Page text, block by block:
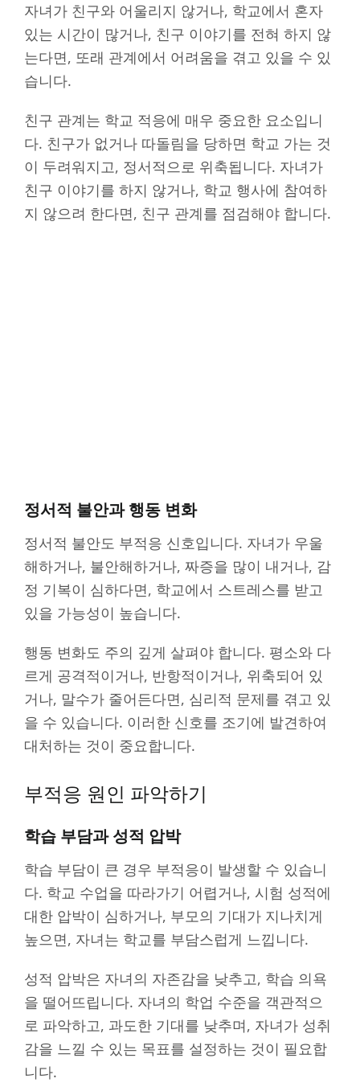
자녀가 친구와 어울리지 않거나, 학교에서 혼자
있는 시간이 많거나, 친구 이야기를 전혀 하지 않
는다면, 또래 관계에서 어려움을 겪고 있을 수 있
습니다.
친구 관계는 학교 적응에 매우 중요한 요소입니
다. 친구가 없거나 따돌림을 당하면 학교 가는 것
이 두려워지고, 정서적으로 위축됩니다. 자녀가
친구 이야기를 하지 않거나, 학교 행사에 참여하
지 않으려 한다면, 친구 관계를 점검해야 합니다.
정서적 불안과 행동 변화
정서적 불안도 부적응 신호입니다. 자녀가 우울
해하거나, 불안해하거나, 짜증을 많이 내거나, 감
정 기복이 심하다면, 학교에서 스트레스를 받고
있을 가능성이 높습니다.
행동 변화도 주의 깊게 살펴야 합니다. 평소와 다
르게 공격적이거나, 반항적이거나, 위축되어 있
거나, 말수가 줄어든다면, 심리적 문제를 겪고 있
을 수 있습니다. 이러한 신호를 조기에 발견하여
대처하는 것이 중요합니다.
부적응 원인 파악하기
학습 부담과 성적 압박
학습 부담이 큰 경우 부적응이 발생할 수 있습니
다. 학교 수업을 따라가기 어렵거나, 시험 성적에
대한 압박이 심하거나, 부모의 기대가 지나치게
높으면, 자녀는 학교를 부담스럽게 느낍니다.
성적 압박은 자녀의 자존감을 낮추고, 학습 의욕
을 떨어뜨립니다. 자녀의 학업 수준을 객관적으
로 파악하고, 과도한 기대를 낮추며, 자녀가 성취
감을 느낄 수 있는 목표를 설정하는 것이 필요합
니다.